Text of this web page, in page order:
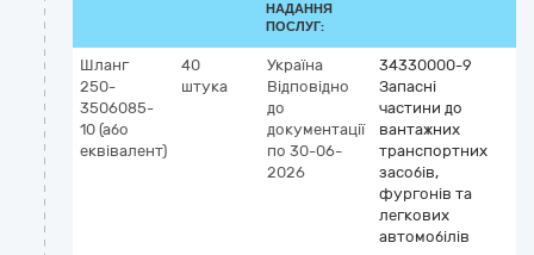
НАДАННЯ
ПОСЛУГ:
Шланг
250-
3506085-
10 (або
еквівалент)
40
штука
Україна
Відповідно
до
документації
по 30-06-
2026
34330000-9
Запасні
частини до
вантажних
транспортних
засобів,
фургонів та
легкових
автомобілів